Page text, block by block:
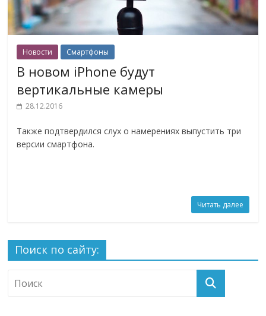
Новости Смартфоны
В новом iPhone будут
вертикальные камеры
28.12.2016
Также подтвердился слух о намерениях выпустить три
версии смартфона.
Читать далее
Поиск по сайту: